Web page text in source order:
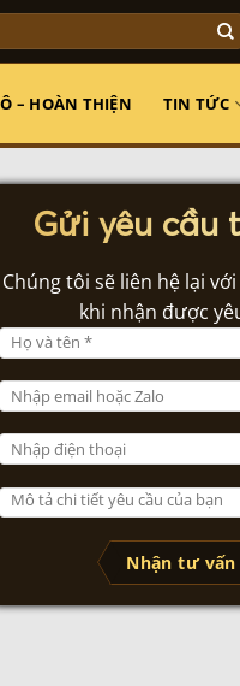
– HOÀN THIỆN TIN TỨC
Gửi yêu cầu
Chúng tôi sẽ liên hệ lại
khi nhận được
Nhận tư vấn